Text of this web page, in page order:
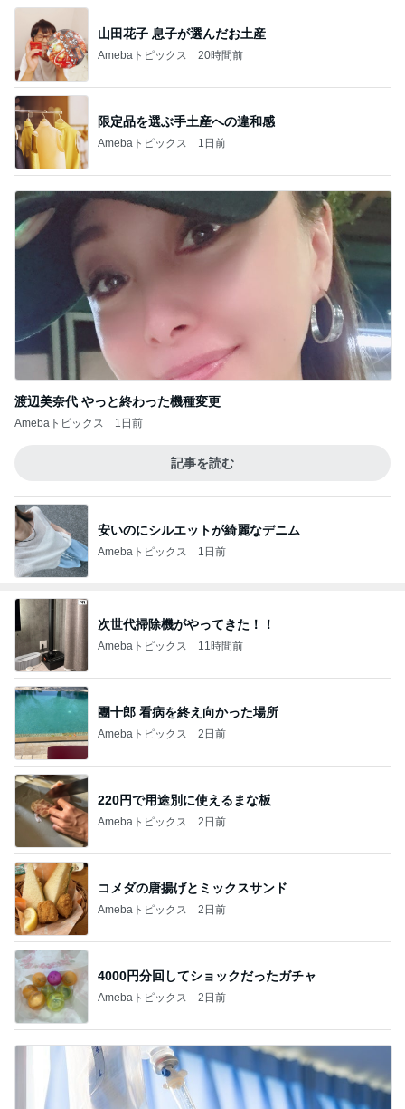
山田花子 息子が選んだお土産
Amebaトピックス 20時間前
限定品を選ぶ手土産への違和感
Amebaトピックス 1日前
渡辺美奈代 やっと終わった機種変更
Amebaトピックス 1日前
記事を読む
安いのにシルエットが綺麗なデニム
Amebaトピックス 1日前
次世代掃除機がやってきた！！
Amebaトピックス 11時間前
團十郎 看病を終え向かった場所
Amebaトピックス 2日前
220円で用途別に使えるまな板
Amebaトピックス 2日前
コメダの唐揚げとミックスサンド
Amebaトピックス 2日前
4000円分回してショックだったガチャ
Amebaトピックス 2日前